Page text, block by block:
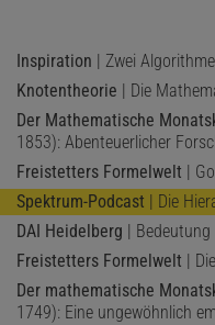
Der Autor ist ein
Inspiration | Zwei
Knotentheorie | Die
Der Mathematische
1853): Abenteuerlicher
Freistetters Formelwelt |
Spektrum-Podcast | Die
DAI Heidelberg |
Freistetters Formelwelt |
Der mathematische
1749): Eine ungewöhnlich